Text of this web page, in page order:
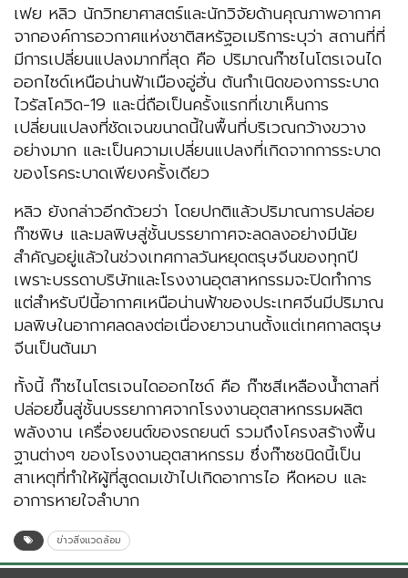
เฟย หลิว นักวิทยาศาสตร์และนักวิจัยด้านคุณภาพอากาศ
จากองค์การอวกาศแห่งชาติสหรัฐอเมริการะบุว่า สถานที่ที่
มีการเปลี่ยนแปลงมากที่สุด คือ ปริมาณก๊าซไนโตรเจนได
ออกไซด์เหนือน่านฟ้าเมืองอู่ฮั่น ต้นกำเนิดของการระบาด
ไวรัสโควิด-19 และนี่ถือเป็นครั้งแรกที่เขาเห็นการ
เปลี่ยนแปลงที่ชัดเจนขนาดนี้ในพื้นที่บริเวณกว้างขวาง
อย่างมาก และเป็นความเปลี่ยนแปลงที่เกิดจากการระบาด
ของโรคระบาดเพียงครั้งเดียว
หลิว ยังกล่าวอีกด้วยว่า โดยปกติแล้วปริมาณการปล่อย
ก๊าซพิษ และมลพิษสู่ชั้นบรรยากาศจะลดลงอย่างมีนัย
สำคัญอยู่แล้วในช่วงเทศกาลวันหยุดตรุษจีนของทุกปี
เพราะบรรดาบริษัทและโรงงานอุตสาหกรรมจะปิดทำการ
แต่สำหรับปีนี้อากาศเหนือน่านฟ้าของประเทศจีนมีปริมาณ
มลพิษในอากาศลดลงต่อเนื่องยาวนานตั้งแต่เทศกาลตรุษ
จีนเป็นต้นมา
ทั้งนี้ ก๊าซไนโตรเจนไดออกไซด์ คือ ก๊าซสีเหลืองน้ำตาลที่
ปล่อยขึ้นสู่ชั้นบรรยากาศจากโรงงานอุตสาหกรรมผลิต
พลังงาน เครื่องยนต์ของรถยนต์ รวมถึงโครงสร้างพื้น
ฐานต่างๆ ของโรงงานอุตสาหกรรม ซึ่งก๊าซชนิดนี้เป็น
สาเหตุที่ทำให้ผู้ที่สูดดมเข้าไปเกิดอาการไอ หืดหอบ และ
อาการหายใจลำบาก
ข่าวสิ่งแวดล้อม